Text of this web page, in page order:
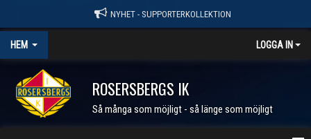
NYHET - SUPPORTERKOLLEKTION
HEM LOGGA IN
ROSERSBERGS IK
Så många som möjligt - så länge som möjligt